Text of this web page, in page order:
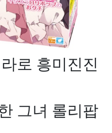
로 흥미진진
그녀 롤리팝